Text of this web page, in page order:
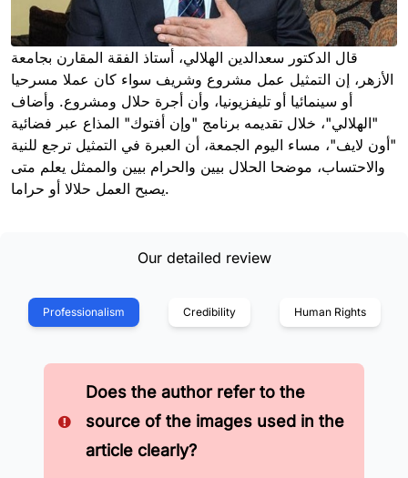
قال الدكتور سعدالدين الهلالي، أستاذ الفقة المقارن بجامعة
الأزهر، إن التمثيل عمل مشروع وشريف سواء كان عملا مسرحيا
أو سينمائيا أو تليفزيونيا، وأن أجرة حلال ومشروع. وأضاف
"الهلالي"، خلال تقديمه برنامج "وإن أفتوك" المذاع عبر فضائية
"أون لايف"، مساء اليوم الجمعة، أن العبرة في التمثيل ترجع للنية
والاحتساب، موضحا الحلال بيين والحرام بيين والممثل يعلم متى
يصبح العمل حلالا أو حراما.
Our detailed review
Professionalism Credibility Human Rights
Does the author refer to the
source of the images used in the
article clearly?